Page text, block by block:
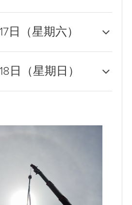
日（星期六）
日（星期日）